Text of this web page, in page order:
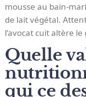
mousse au bain-
de lait végétal.
l’avocat cuit altère le
Quelle
qui ce